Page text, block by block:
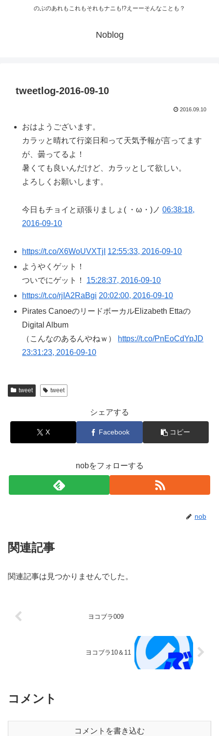
のぶのあれもこれもそれもナニも!?えーーそんなことも？
Noblog
tweetlog-2016-09-10
2016.09.10
おはようございます。
カラッと晴れて行楽日和って天気予報が言ってます
が、曇ってるよ！
暑くても良いんだけど、カラッとして欲しい。
よろしくお願いします。
今日もチョイと頑張りましょ( ・ω・)ノ06:38:18,
2016-09-10
https://t.co/X6WoUVXTjI 12:55:33, 2016-09-10
ようやくゲット！
ついでにゲット！ 15:28:37, 2016-09-10
https://t.co/rjIA2RaBgi 20:02:00, 2016-09-10
Pirates CanoeのリードボーカルElizabeth Ettaの
Digital Album
（こんなのあるんやねｗ）
https://t.co/PnEoCdYpJD
23:31:23, 2016-09-10
tweet tweet
シェアする
X Facebook コピー
nobをフォローする
nob
関連記事
関連記事は見つかりませんでした。
ヨコブラ009
ヨコブラ10＆11
コメント
コメントを書き込む